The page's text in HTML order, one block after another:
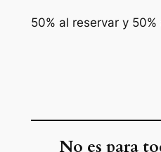
50% al reservar y 50%
No es para